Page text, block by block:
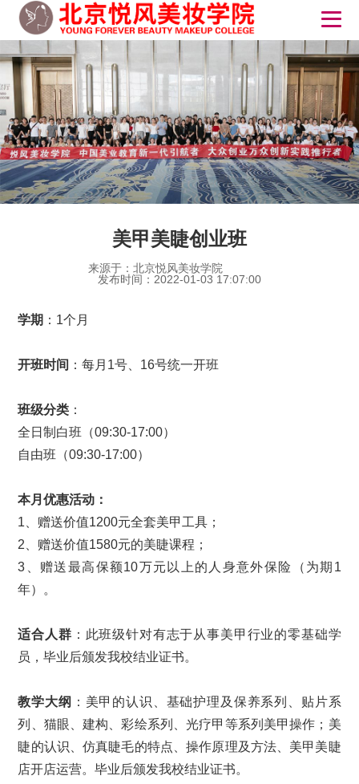
美甲美睫创业班
来源于：北京悦风美妆学院
发布时间：2022-01-03 17:07:00
学期 ：1个月
开班时间 ：每月1号、16号统一开班
班级分类 ：
全日制白班（09:30-17:00）
自由班（09:30-17:00）
本月优惠活动：
1、赠送价值1200元全套美甲工具；
2、赠送价值1580元的美睫课程；
3、赠送最高保额10万元以上的人身意外保险（为期1
年）。
适合人群 ：此班级针对有志于从事美甲行业的零基础学
员，毕业后颁发我校结业证书。
教学大纲 ：美甲的认识、基础护理及保养系列、贴片系
列、猫眼、建构、彩绘系列、光疗甲等系列美甲操作；美
睫的认识、仿真睫毛的特点、操作原理及方法、美甲美睫
店开店运营。毕业后颁发我校结业证书。